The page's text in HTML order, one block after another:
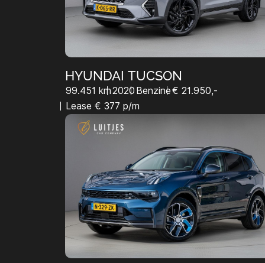
HYUNDAI TUCSON
99.451 km2020 Benzine€ 21.950,-
Lease € 377 p/m